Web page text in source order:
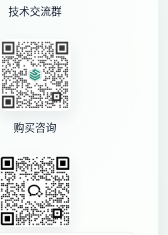
技术交流群
购买咨询